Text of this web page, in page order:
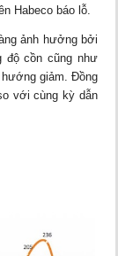
Habeco báo lỗ.
ảnh hưởng bởi
độ cồn cũng như
giảm. Đồng
với cùng kỳ dẫn